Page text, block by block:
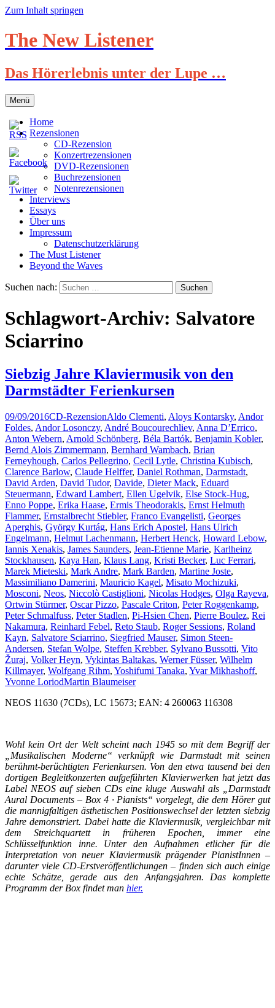
Zum Inhalt springen
The New Listener
Das Hörerlebnis unter der Lupe …
Menü
Home
Rezensionen
CD-Rezension
Konzertrezensionen
DVD-Rezensionen
Buchrezensionen
Notenrezensionen
Interviews
Essays
Über uns
Impressum
Datenschutzerklärung
The Must Listener
Beyond the Waves
Suchen nach:
Schlagwort-Archiv: Salvatore
Sciarrino
Siebzig Jahre Klaviermusik von den
Darmstädter Ferienkursen
09/09/2016CD-RezensionAldo Clementi, Aloys Kontarsky, Andor
Foldes, Andor Losonczy, André Boucourechliev, Anna D’Errico,
Anton Webern, Arnold Schönberg, Béla Bartók, Benjamin Kobler,
Bernd Alois Zimmermann, Bernhard Wambach, Brian
Ferneyhough, Carlos Pellegrino, Cecil Lytle, Christina Kubisch,
Clarence Barlow, Claude Helffer, Daniel Rothman, Darmstadt,
David Arden, David Tudor, Davide, Dieter Mack, Eduard
Steuermann, Edward Lambert, Ellen Ugelvik, Else Stock-Hug,
Enno Poppe, Erika Haase, Ermis Theodorakis, Ernst Helmuth
Flammer, Ernstalbrecht Stiebler, Franco Evangelisti, Georges
Aperghis, György Kurtág, Hans Erich Apostel, Hans Ulrich
Engelmann, Helmut Lachenmann, Herbert Henck, Howard Lebow,
Iannis Xenakis, James Saunders, Jean-Etienne Marie, Karlheinz
Stockhausen, Kaya Han, Klaus Lang, Kristi Becker, Luc Ferrari,
Marek Mieteski, Mark Andre, Mark Barden, Martine Joste,
Massimiliano Damerini, Mauricio Kagel, Misato Mochizuki,
Mosconi, Neos, Niccolò Castiglioni, Nicolas Hodges, Olga Rayeva,
Ortwin Stürmer, Oscar Pizzo, Pascale Criton, Peter Roggenkamp,
Peter Schmalfuss, Peter Stadlen, Pi-Hsien Chen, Pierre Boulez, Rei
Nakamura, Reinhard Febel, Reto Staub, Roger Sessions, Roland
Kayn, Salvatore Sciarrino, Siegfried Mauser, Simon Steen-
Andersen, Stefan Wolpe, Steffen Krebber, Sylvano Bussotti, Vito
Žuraj, Volker Heyn, Vykintas Baltakas, Werner Füsser, Wilhelm
Killmayer, Wolfgang Rihm, Yoshifumi Tanaka, Yvar Mikhashoff,
Yvonne LoriodMartin Blaumeiser
NEOS 11630 (7CDs), LC 15673; EAN: 4 260063 116308
Wohl kein Ort der Welt scheint nach 1945 so mit dem Begriff der
„Musikalischen Moderne“ verknüpft wie Darmstadt mit seinen
berühmt-berüchtigten Ferienkursen. Von den etwa tausend bei den
dortigen Begleitkonzerten aufgeführten Klavierwerken hat jetzt das
Label NEOS auf sieben CDs eine kluge Auswahl als „Darmstadt
Aural Documents – Box 4 · Pianists“ vorgelegt, die dem Hörer gut
die mannigfaltigen ästhetischen Positionswechsel der letzten siebzig
Jahre demonstriert. Dabei hatte die Klaviermusik, vergleichbar mit
dem Streichquartett in früheren Epochen, immer eine
Schlüsselfunktion inne. Unter den Aufnahmen etlicher für die
Interpretation von neuer Klaviermusik prägender PianistInnen –
darunter viele CD-Erstveröffentlichungen – finden sich auch einige
echte Schätze, gerade aus den Anfangsjahren. Das komplette
Programm der Box findet man hier.